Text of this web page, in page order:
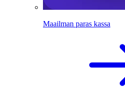
Maailman paras kassa